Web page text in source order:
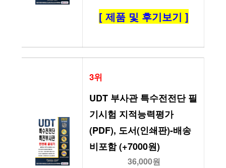
[ 제품 및 후기보기 ]
3위
UDT 부사관 특수전전단 필
기시험 지적능력평가
(PDF), 도서(인쇄판)-배송
비포함 (+7000원)
36,000원